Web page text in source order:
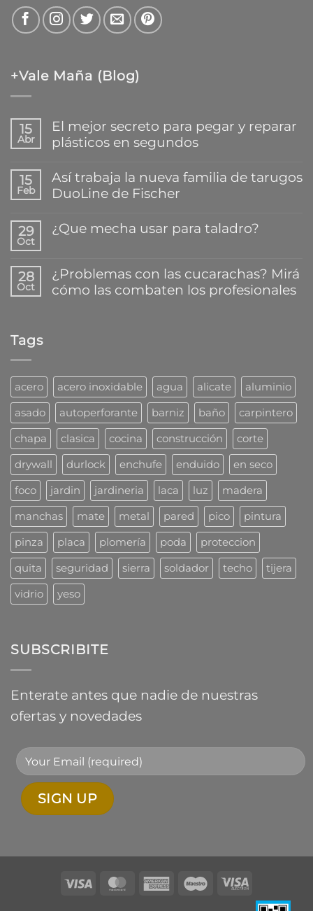
+Vale Maña (Blog)
15
Abr
El mejor secreto para pegar y reparar
plásticos en segundos
hay
comentarios
en
secreto
para
reparar
plásticos
en
15
Feb
Así trabaja la nueva familia de tarugos
DuoLine de Fischer
hay
comentarios
la
nueva
29
Oct
¿Que mecha usar para taladro?
comentarios
en
¿Que
28
Oct
¿Problemas con las cucarachas? Mirá
cómo las combaten los profesionales
cucarachas?
Mirá
cómo
las
combaten
los
profesionales
Tags
acero acero inoxidable agua alicate
aluminio
asado
autoperforante barniz baño
carpintero
chapa
clasica cocina construcción
corte
drywall
durlock enchufe enduido
en seco
foco
jardin jardineria laca luz
madera
manchas
mate metal pared pico
pintura
pinza
placa plomería poda
proteccion
quita
seguridad sierra soldador techo
tijera
vidrio
yeso
SUBSCRIBITE
Enterate antes que nadie de nuestras
ofertas y novedades
Visa MasterCardAmericanMaestroVisa
Electron